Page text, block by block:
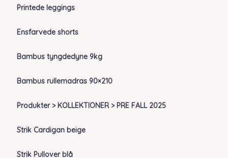
Printede leggings
Ensfarvede shorts
Bambus tyngdedyne 9kg
Bambus rullemadras 90×210
Produkter > KOLLEKTIONER > PRE FALL 2025
Strik Cardigan beige
Strik Pullover blå